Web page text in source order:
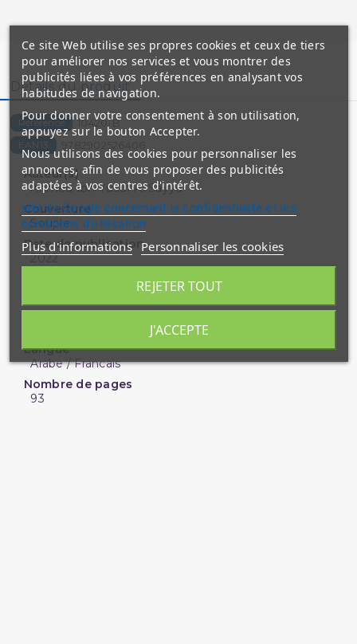
Détails du produit
Référence 10420-B
EAN13
Auteur(s)
Ahmed Ibn Yusuf Al Sayyd
Couverture
Souple
Date de publication
2022
ISBN
Langue
Arabe / Francais
Nombre de pages
93
Ce site Web utilise ses propres cookies et ceux de tiers
pour améliorer nos services et vous montrer des
publicités liées à vos préférences en analysant vos
habitudes de navigation.
Pour donner votre consentement à son utilisation,
appuyez sur le bouton Accepter.
Nous utilisons des cookies pour personnaliser les
annonces, afin de vous proposer des publicités
adaptées à vos centres d'intérêt.
site de Google concernant la confidentialité et les
conditions d'utilisation
Plus d'informations Personnaliser les cookies
REJETER TOUT
J'ACCEPTE